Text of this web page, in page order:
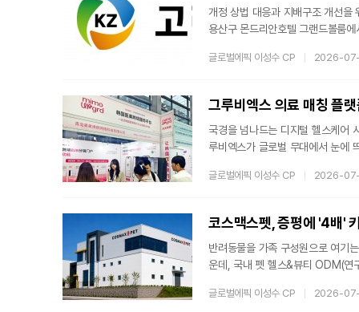
개정 상법 대응과 지배구조 개선을
용산구 몬드리안호텔 그랜드볼룸
마련됐다. 개정 상법과 법무부 유
운영의 투명성을 높일 방침이다.
글로벌에픽 이성수 CP 2026-
국경을 넘나드는 디지털 헬스케어
루비엑스가 글로벌 무대에서 눈에
의료관광박람회(CMTF 2026)’에
체감할 수 있는 '미모업글'의 솔루
글로벌에픽 이성수 CP 2026-
코스맥스펫, 증평에 '4배'
반려동물을 가족 구성원으로 여
운데, 국내 펫 헬스&뷰티 ODM(연
입해 신공장을 건립하고 본격적인
글로벌에픽 이성수 CP 2026-